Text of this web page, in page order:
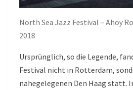
North Sea Jazz Festival – Ahoy
2018
Ursprünglich, so die Legende,
Festival nicht in Rotterdam,
nahegelegenen Den Haag statt.